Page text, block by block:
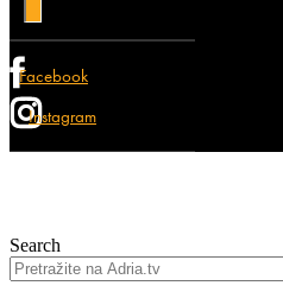
Facebook
Instagram
Search